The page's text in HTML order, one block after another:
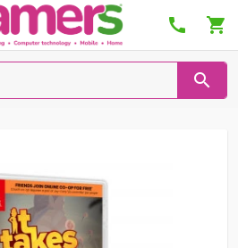
 
